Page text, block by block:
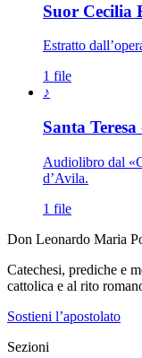
Suor Cecilia
Estratto
1 file
♪
Santa
Audiolibro dal
d’Avila.
1 file
Don Leonardo Maria
Catechesi, prediche e
cattolica e al rito
Sostieni l’apostolato
Sezioni